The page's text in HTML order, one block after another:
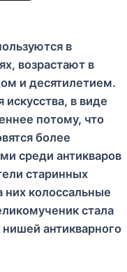
в
возрастают в
и десятилетием.
в виде
потому, что
более
среди антикваров
старинных
колоссальные
стала
антикварного